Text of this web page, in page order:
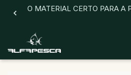
O MATERIAL CERTO PARA A